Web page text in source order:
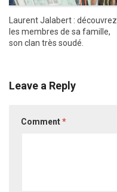
Laurent Jalabert : découvrez
les membres de sa famille,
son clan très soudé.
Leave a Reply
Comment*